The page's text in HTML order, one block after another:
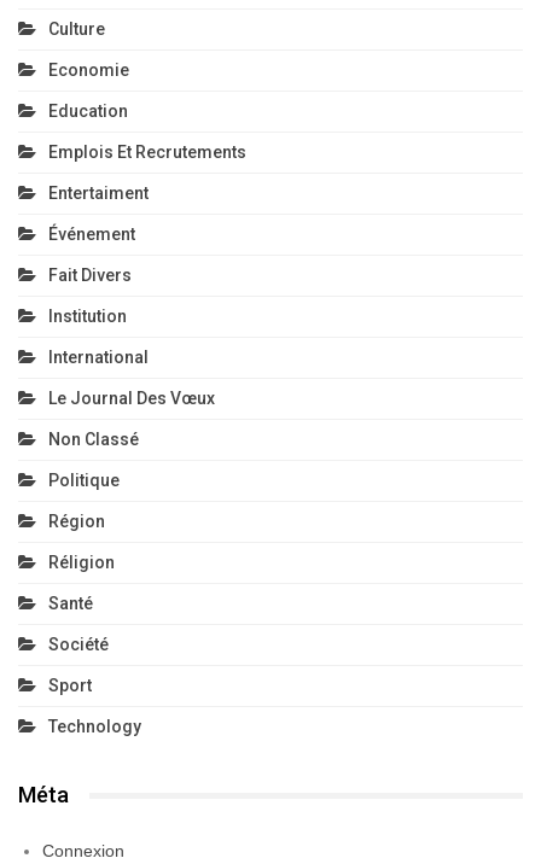
Culture
Economie
Education
Emplois Et Recrutements
Entertaiment
Événement
Fait Divers
Institution
International
Le Journal Des Vœux
Non Classé
Politique
Région
Réligion
Santé
Société
Sport
Technology
Méta
Connexion